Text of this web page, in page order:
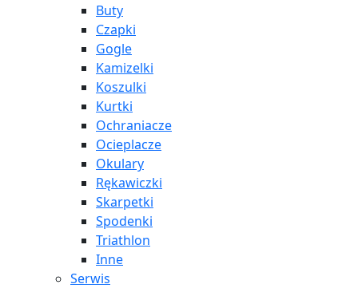
Buty
Czapki
Gogle
Kamizelki
Koszulki
Kurtki
Ochraniacze
Ocieplacze
Okulary
Rękawiczki
Skarpetki
Spodenki
Triathlon
Inne
Serwis